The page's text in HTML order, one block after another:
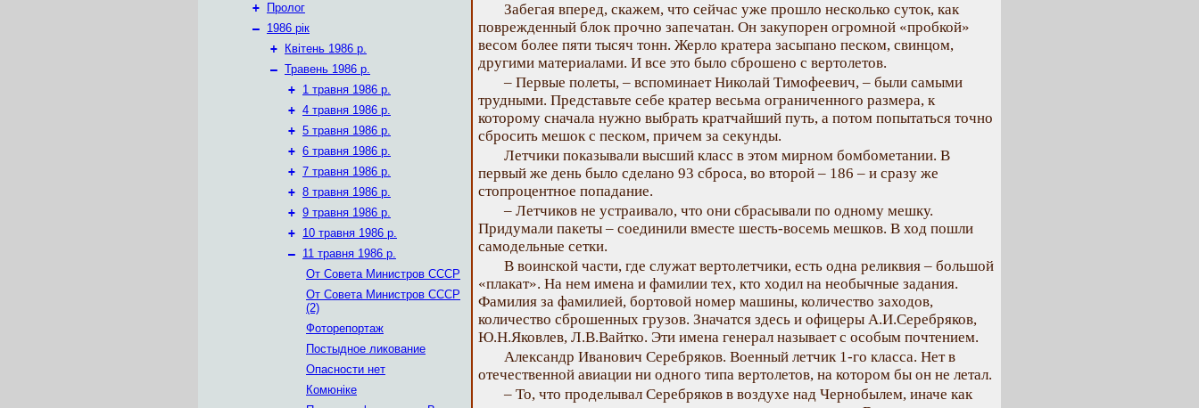
+
Пролог
– 1986 рік
+
Квітень 1986 р.
– Травень 1986 р.
+ 1 травня 1986 р.
+ 4 травня 1986 р.
+ 5 травня 1986 р.
+ 6 травня 1986 р.
+ 7 травня 1986 р.
+ 8 травня 1986 р.
+ 9 травня 1986 р.
+ 10 травня 1986 р.
– 11 травня 1986 р.
От Совета Министров СССР
От Совета Министров СССР
(2)
Фоторепортаж
Постыдное ликование
Опасности нет
Комюніке
Забегая вперед, скажем, что сейчас уже прошло несколько суток, как
поврежденный блок прочно запечатан. Он закупорен огромной «пробкой»
весом более пяти тысяч тонн. Жерло кратера засыпано песком, свинцом,
другими материалами. И все это было сброшено с вертолетов.
– Первые полеты, – вспоминает Николай Тимофеевич, – были самыми
трудными. Представьте себе кратер весьма ограниченного размера, к
которому сначала нужно выбрать кратчайший путь, а потом попытаться точно
сбросить мешок с песком, причем за секунды.
Летчики показывали высший класс в этом мирном бомбометании. В
первый же день было сделано 93 сброса, во второй – 186 – и сразу же
стопроцентное попадание.
– Летчиков не устраивало, что они сбрасывали по одному мешку.
Придумали пакеты – соединили вместе шесть-восемь мешков. В ход пошли
самодельные сетки.
В воинской части, где служат вертолетчики, есть одна реликвия – большой
«плакат». На нем имена и фамилии тех, кто ходил на необычные задания.
Фамилия за фамилией, бортовой номер машины, количество заходов,
количество сброшенных грузов. Значатся здесь и офицеры А.И.Серебряков,
Ю.Н.Яковлев, Л.В.Вайтко. Эти имена генерал называет с особым почтением.
Александр Иванович Серебряков. Военный летчик 1-го класса. Нет в
отечественной авиации ни одного типа вертолетов, на котором бы он не летал.
– То, что проделывал Серебряков в воздухе над Чернобылем, иначе как